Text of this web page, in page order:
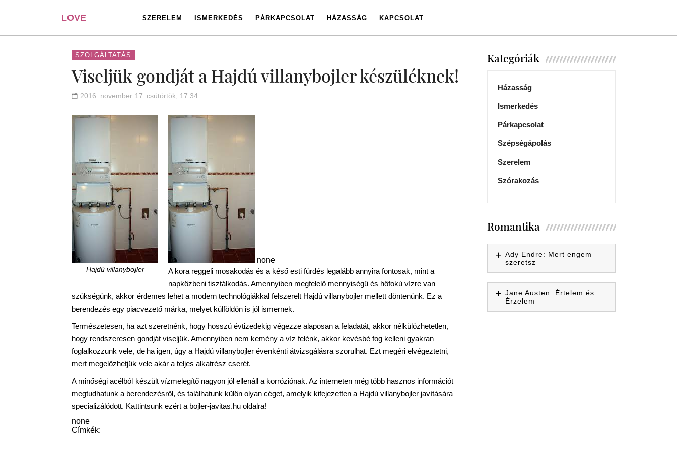
LOVE
PORTAL
SZERELEM ISMERKEDÉS PÁRKAPCSOLAT HÁZASSÁG KAPCSOLAT
SZOLGÁLTATÁS
Viseljük gondját a Hajdú villanybojler készüléknek!
2016. november 17. csütörtök, 17:34
none
Hajdú villanybojler
A kora reggeli mosakodás és a késő esti fürdés legalább annyira fontosak, mint a
napközbeni tisztálkodás. Amennyiben megfelelő mennyiségű és hőfokú vízre van
szükségünk, akkor érdemes lehet a modern technológiákkal felszerelt Hajdú villanybojler mellett döntenünk. Ez a
berendezés egy piacvezető márka, melyet külföldön is jól ismernek.
Természetesen, ha azt szeretnénk, hogy hosszú évtizedekig végezze alaposan a feladatát, akkor nélkülözhetetlen,
hogy rendszeresen gondját viseljük. Amennyiben nem kemény a víz felénk, akkor kevésbé fog kelleni gyakran
foglalkozzunk vele, de ha igen, úgy a Hajdú villanybojler évenkénti átvizsgálásra szorulhat. Ezt megéri elvégeztetni,
mert megelőzhetjük vele akár a teljes alkatrész cserét.
A minőségi acélból készült vízmelegítő nagyon jól ellenáll a korróziónak. Az interneten még több hasznos információt
megtudhatunk a berendezésről, és találhatunk külön olyan céget, amelyik kifejezetten a Hajdú villanybojler javítására
specializálódott. Kattintsunk ezért a bojler-javitas.hu oldalra!
none
Címkék:
Kategóriák
Házasság
Ismerkedés
Párkapcsolat
Szépségápolás
Szerelem
Szórakozás
Romantika
Ady Endre: Mert engem
szeretsz
Jane Austen: Értelem és
Érzelem